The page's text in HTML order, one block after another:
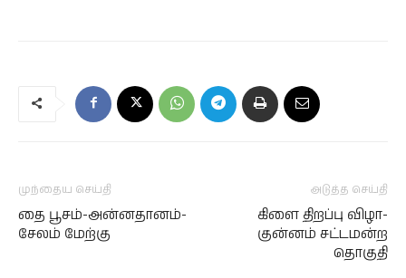
முந்தைய செய்தி
தை பூசம்-அன்னதானம்-
சேலம் மேற்கு
அடுத்த செய்தி
கிளை திறப்பு விழா-
குன்னம் சட்டமன்ற
தொகுதி